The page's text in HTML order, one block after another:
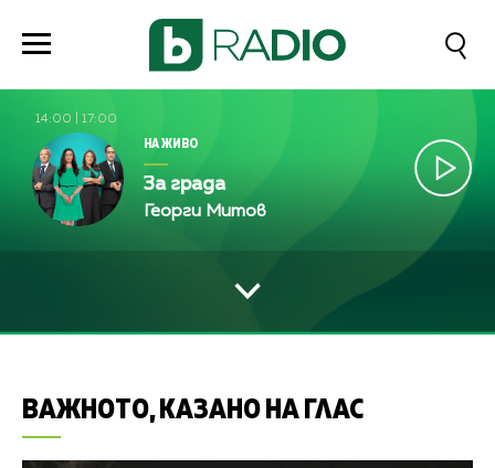
14:00 17:00
НА ЖИВО
За града
Георги Митов
ВАЖНОТО, КАЗАНО НА ГЛАС